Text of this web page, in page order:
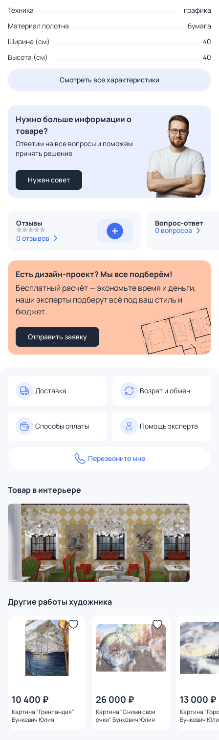
Техника
графика
Материал полотна
бумага
Ширина (см)
40
Высота (см)
40
Смотреть все характеристики
Нужно больше информации о
товаре?
Ответим на все вопросы и поможем
принять решение
Нужен совет
Отзывы
0 отзывов
Вопрос-ответ
0 вопросов
Есть дизайн-проект? Мы все подберём!
Бесплатный расчёт — экономьте время и деньги,
наши эксперты подберут всё под ваш стиль и
бюджет.
Отправить заявку
Доставка Возрат и обмен
Способы оплаты Помощь эксперта
Перезвоните мне
Товар в интерьере
Другие работы художника
10 400 ₽
Картина "Гренландия"
Бункевич Юлия
26 000 ₽
Картина "Сними свои
очки" Бункевич Юлия
13 000 ₽
Картина
Бункевич